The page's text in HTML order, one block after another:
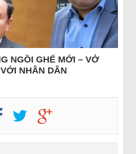
NGỒI GHẾ MỚI – VỞ
NHÂN DÂN